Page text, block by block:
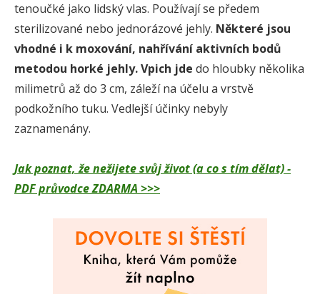
tenoučké jako lidský vlas. Používají se předem
sterilizované nebo jednorázové jehly. Některé jsou
vhodné i k moxování, nahřívání aktivních bodů
metodou horké jehly.Vpich jde do hloubky několika
milimetrů až do 3 cm, záleží na účelu a vrstvě
podkožního tuku. Vedlejší účinky nebyly
zaznamenány.
Jak poznat, že nežijete svůj život (a co s tím dělat) -
PDF průvodce ZDARMA >>>